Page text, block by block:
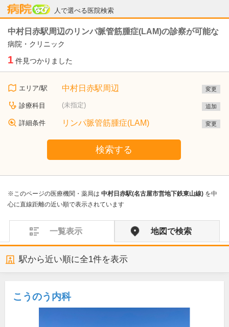
人で選べる医院検索
病院なび
中村日赤駅周辺のリンパ脈管筋腫症(LAM)の診察が可能な
病院・クリニック
1 件見つかりました
エリア/駅 中村日赤駅周辺 変更
診療科目 (未指定) 追加
詳細条件 リンパ脈管筋腫症(LAM) 変更
検索する
※このページの医療機関・薬局は 中村日赤駅(名古屋市営地下鉄東山線) を中
心に直線距離の近い順で表示されています
一覧表示 地図で検索
駅から近い順に全1件を表示
こうのう内科